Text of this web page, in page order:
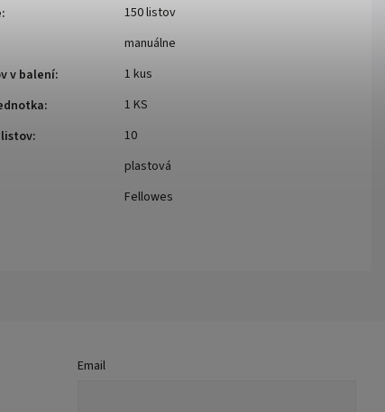
:
150 listov
manuálne
v balení:
1 kus
:
1 KS
:
10
plastová
Fellowes
Email